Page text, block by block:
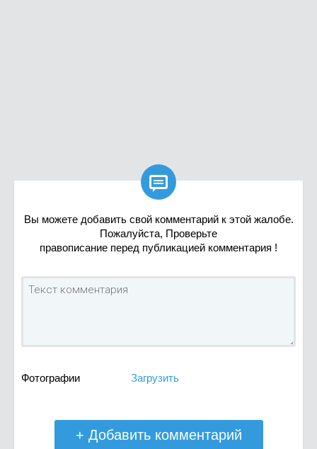

Вы можете добавить свой комментарий к этой жалобе.
Пожалуйста, Проверьте
правописание перед публикацией комментария !
Фотографии Загрузить
+ Добавить комментарий